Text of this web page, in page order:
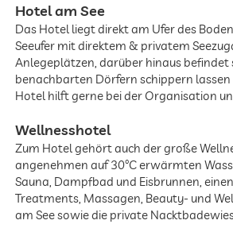
Hotel am See
Das Hotel liegt direkt am Ufer des
Seeufer mit direktem & privatem
Anlegeplätzen, darüber hinaus befindet
benachbarten Dörfern schippern
Hotel hilft gerne bei der Organisation
Wellnesshotel
Zum Hotel gehört auch der große
angenehmen auf 30°C erwärmten
Sauna, Dampfbad und Eisbrunnen,
Treatments, Massagen, Beauty- und
am See sowie die private